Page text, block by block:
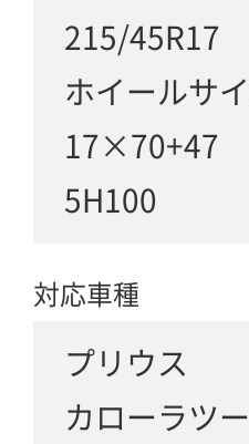
215/45R17
ホイールサ
17×70+47
5H100
対応車種
プリウス
カローラツ